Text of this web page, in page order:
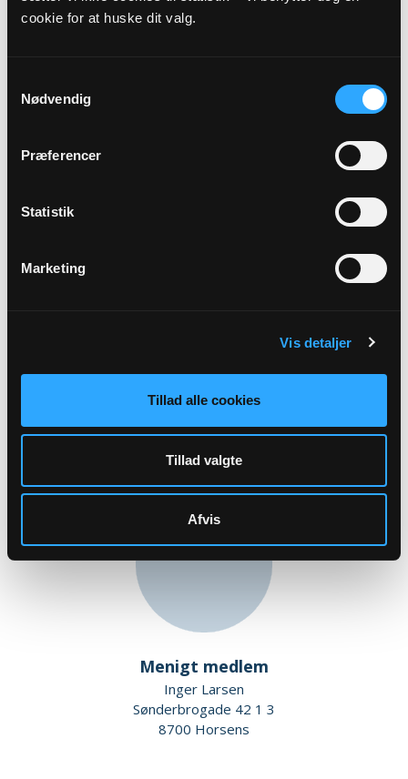
cookie for at huske dit valg.
Nødvendig
Præferencer
Statistik
Marketing
Vis detaljer
Tillad alle cookies
Tillad valgte
Afvis
Mimersgade 9B st th
8700 Horsens
Menigt medlem
Inger Larsen
Sønderbrogade 42 1 3
8700 Horsens